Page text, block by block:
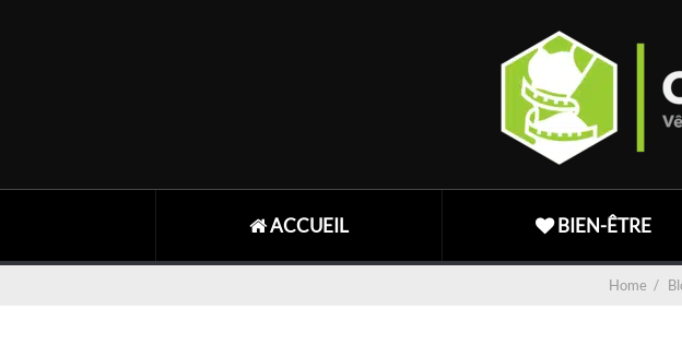
ACCUEIL BIEN-ÊTRE
Home /